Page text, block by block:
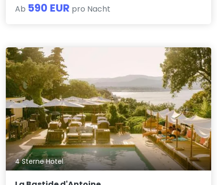
Ab 590 EUR pro Nacht
4 Sterne Hotel